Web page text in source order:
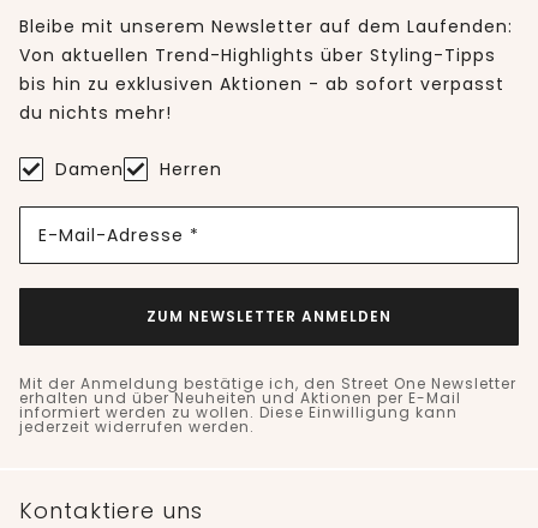
Bleibe mit unserem Newsletter auf dem Laufenden:
Von aktuellen Trend-Highlights über Styling-Tipps
bis hin zu exklusiven Aktionen - ab sofort verpasst
du nichts mehr!
Damen Herren
E-Mail-Adresse *
ZUM NEWSLETTER ANMELDEN
Mit der Anmeldung bestätige ich, den Street One Newsletter
erhalten und über Neuheiten und Aktionen per E-Mail
informiert werden zu wollen. Diese Einwilligung kann
jederzeit widerrufen werden.
Kontaktiere uns